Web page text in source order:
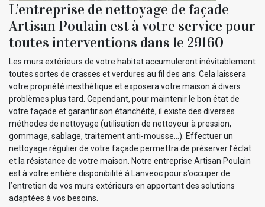
L’entreprise de nettoyage de façade
Artisan Poulain est à votre service pour
toutes interventions dans le 29160
Les murs extérieurs de votre habitat accumuleront inévitablement
toutes sortes de crasses et verdures au fil des ans. Cela laissera
votre propriété inesthétique et exposera votre maison à divers
problèmes plus tard. Cependant, pour maintenir le bon état de
votre façade et garantir son étanchéité, il existe des diverses
méthodes de nettoyage (utilisation de nettoyeur à pression,
gommage, sablage, traitement anti-mousse…). Effectuer un
nettoyage régulier de votre façade permettra de préserver l’éclat
et la résistance de votre maison. Notre entreprise Artisan Poulain
est à votre entière disponibilité à Lanveoc pour s’occuper de
l’entretien de vos murs extérieurs en apportant des solutions
adaptées à vos besoins.